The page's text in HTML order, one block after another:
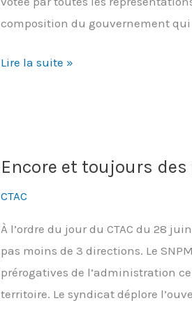
composition du gouvernement qui
Djepva
démembrement
?
Lire la suite »
Encore et toujours
CTAC
À l’ordre du jour du CTAC du 28
pas moins de 3 directions. Le
prérogatives de l’administration
territoire. Le syndicat déplore